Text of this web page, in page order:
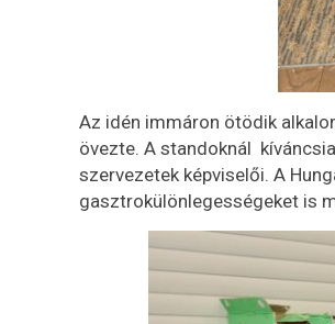
Az idén immáron ötödik
övezte. A standoknál
szervezetek képviselői. A
gasztrokülönlegességeket is